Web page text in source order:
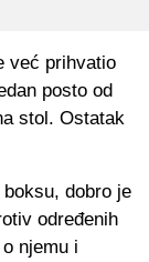
već prihvatio
posto od
stol. Ostatak
dobro je
određenih
njemu i